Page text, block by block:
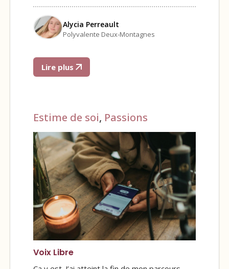
Alycia Perreault
Polyvalente Deux-Montagnes
Lire plus
Estime de soi, Passions
Voix Libre